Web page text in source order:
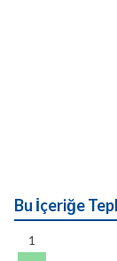
Bu İçeriğe
1